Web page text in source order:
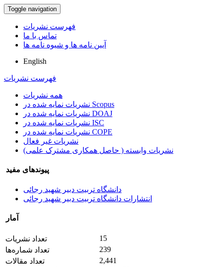
Toggle navigation
فهرست نشریات
تماس با ما
آیین نامه ها و شیوه نامه ها
English
فهرست نشریات
همه نشریات
نشریات نمایه شده در Scopus
نشریات نمایه شده در DOAJ
نشریات نمایه شده در ISC
نشریات نمایه شده در COPE
نشریات غیر فعال
نشریات وابسته ( حاصل همکاری مشترک علمی)
پیوندهای مفید
دانشگاه تربیت دبیر شهید رجائی
انتشارات دانشگاه تربیت دبیر شهید رجائی
آمار
تعداد نشریات
15
تعداد شماره‌ها
239
تعداد مقالات
2,441